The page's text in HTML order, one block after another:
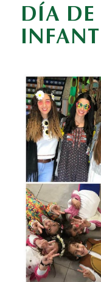
DÍA DE